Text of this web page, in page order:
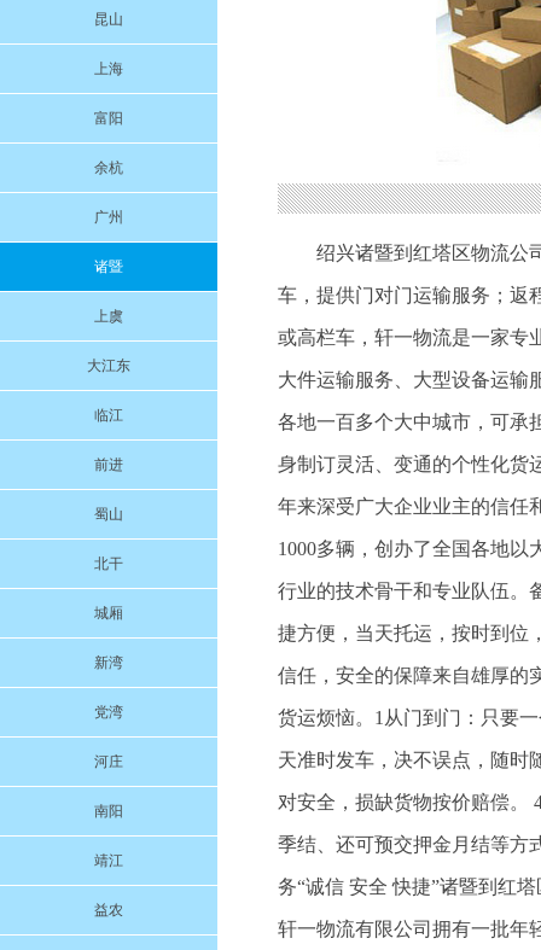
昆山
上海
富阳
余杭
广州
诸暨
上虞
大江东
临江
前进
蜀山
北干
城厢
新湾
党湾
河庄
南阳
靖江
益农
绍兴诸暨到红塔区物流公
车，提供门对门运输服务；返
或高栏车，轩一物流是一家专
大件运输服务、大型设备运输
各地一百多个大中城市，可承
身制订灵活、变通的个性化货
年来深受广大企业业主的信任
1000多辆，创办了全国各地
行业的技术骨干和专业队伍。
捷方便，当天托运，按时到位
信任，安全的保障来自雄厚的
货运烦恼。1从门到门：只要
天准时发车，决不误点，随时
对安全，损缺货物按价赔偿。
季结、还可预交押金月结等方
务“诚信 安全 快捷”诸暨到红
轩一物流有限公司拥有一批年